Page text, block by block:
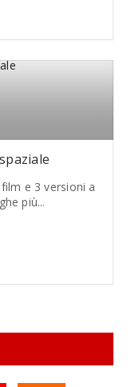
e 3 versioni a
più...